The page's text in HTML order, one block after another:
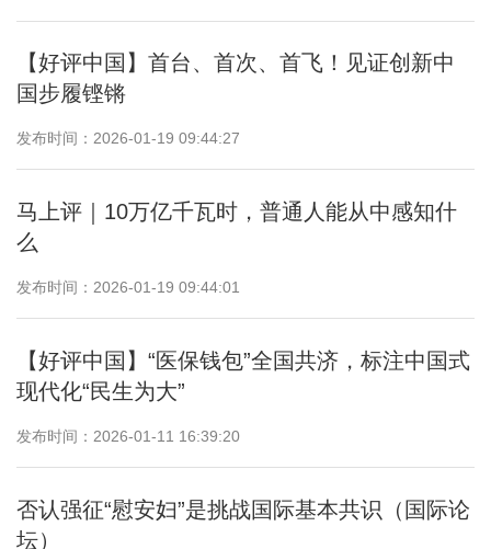
【好评中国】首台、首次、首飞！见证创新中
国步履铿锵
发布时间：2026-01-19 09:44:27
马上评｜10万亿千瓦时，普通人能从中感知什
么
发布时间：2026-01-19 09:44:01
【好评中国】“医保钱包”全国共济，标注中国式
现代化“民生为大”
发布时间：2026-01-11 16:39:20
否认强征“慰安妇”是挑战国际基本共识（国际论
坛）